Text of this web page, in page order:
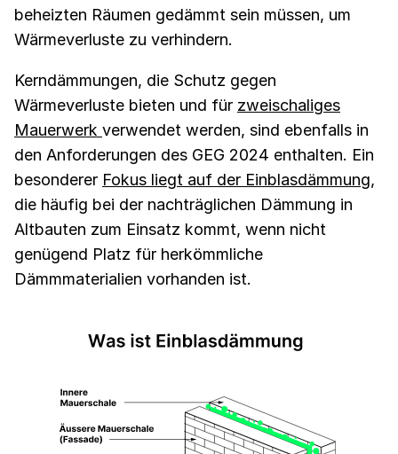
beheizten Räumen gedämmt sein müssen, um
Wärmeverluste zu verhindern.
Kerndämmungen, die Schutz gegen
Wärmeverluste bieten und für zweischaliges
Mauerwerk verwendet werden, sind ebenfalls in
den Anforderungen des GEG 2024 enthalten. Ein
besonderer Fokus liegt auf der Einblasdämmung,
die häufig bei der nachträglichen Dämmung in
Altbauten zum Einsatz kommt, wenn nicht
genügend Platz für herkömmliche
Dämmmaterialien vorhanden ist.